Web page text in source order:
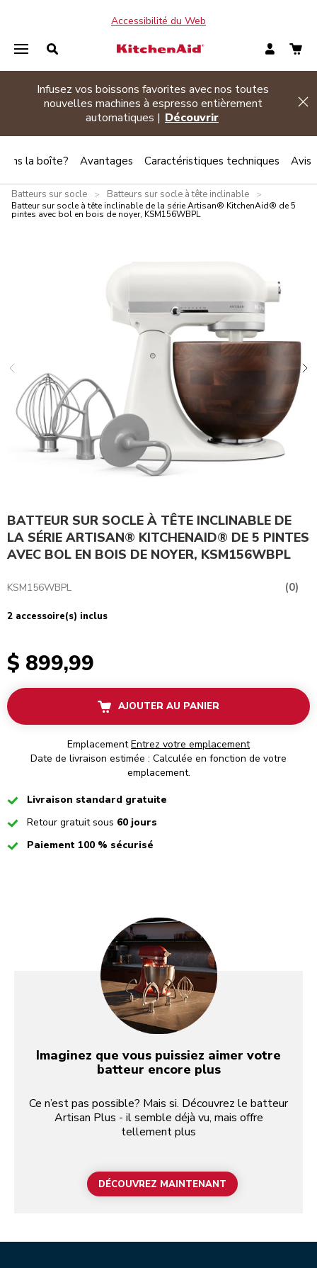
Accessibilité du Web
Infusez vos boissons favorites avec nos toutes
nouvelles machines à espresso entièrement
automatiques | Découvrir
Batteurs sur socle > Batteurs sur socle à tête inclinable
>
Batteur sur socle à tête inclinable de la série Artisan® KitchenAid® de 5
pintes avec bol en bois de noyer, KSM156WBPL
BATTEUR SUR SOCLE À TÊTE INCLINABLE DE
LA SÉRIE ARTISAN® KITCHENAID® DE 5 PINTES
AVEC BOL EN BOIS DE NOYER, KSM156WBPL
KSM156WBPL (0)
2 accessoire(s) inclus
$ 899,99
AJOUTER AU PANIER
Emplacement Entrez votre emplacement
Date de livraison estimée : Calculée en fonction de votre
emplacement.
CheckedLivraison standard gratuite
CheckedRetour gratuit sous 60 jours
CheckedPaiement 100 % sécurisé
Imaginez que vous puissiez aimer votre
batteur encore plus
Ce n’est pas possible? Mais si. Découvrez le batteur
Artisan Plus - il semble déjà vu, mais offre
tellement plus
DÉCOUVREZ MAINTENANT
la boîte? Avantages Caractéristiques techniques Avis